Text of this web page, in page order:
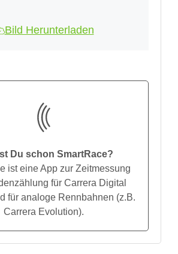
Bild Herunterladen
Du schon SmartRace?
ist eine App zur Zeitmessung
für Carrera Digital
für analoge Rennbahnen (z.B.
Carrera Evolution).